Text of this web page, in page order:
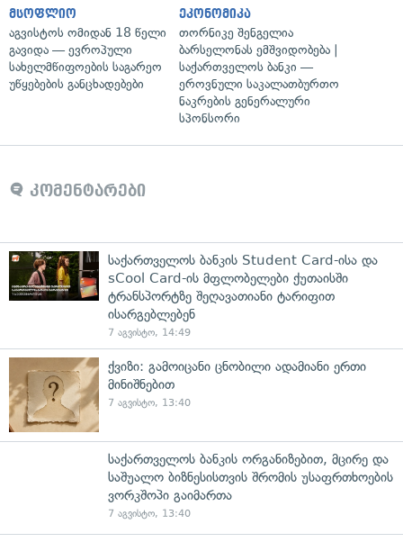
მსოფლიო
აგვისტოს ომიდან 18 წელი
გავიდა — ევროპული
სახელმწიფოების საგარეო
უწყებების განცხადებები
ეკონომიკა
თორნიკე შენგელია
ბარსელონას ემშვიდობება |
საქართველოს ბანკი —
ეროვნული საკალათბურთო
ნაკრების გენერალური
სპონსორი
კომენტარები
საქართველოს ბანკის Student Card-ისა და
sCool Card-ის მფლობელები ქუთაისში
ტრანსპორტზე შეღავათიანი ტარიფით
ისარგებლებენ
7 აგვისტო, 14:49
ქვიზი: გამოიცანი ცნობილი ადამიანი ერთი
მინიშნებით
7 აგვისტო, 13:40
საქართველოს ბანკის ორგანიზებით, მცირე და
საშუალო ბიზნესისთვის შრომის უსაფრთხოების
ვორკშოპი გაიმართა
7 აგვისტო, 13:40